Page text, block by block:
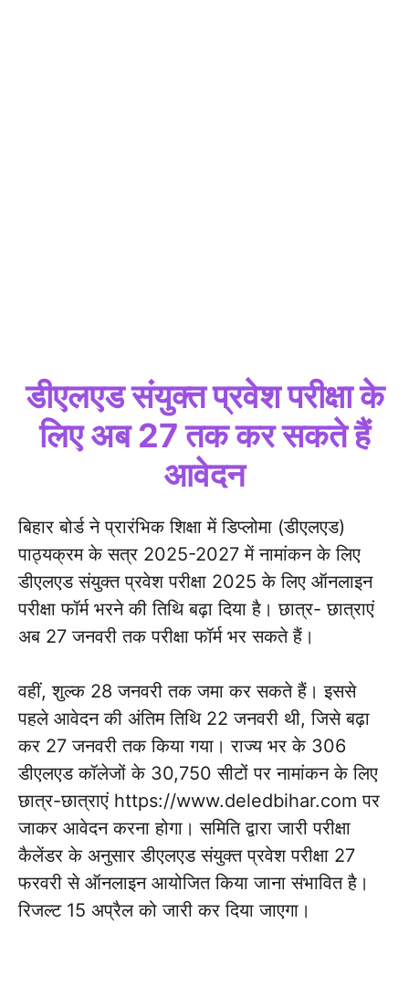
डीएलएड संयुक्त प्रवेश परीक्षा के
लिए अब 27 तक कर सकते हैं
आवेदन
बिहार बोर्ड ने प्रारंभिक शिक्षा में डिप्लोमा (डीएलएड)
पाठ्यक्रम के सत्र 2025-2027 में नामांकन के लिए
डीएलएड संयुक्त प्रवेश परीक्षा 2025 के लिए ऑनलाइन
परीक्षा फॉर्म भरने की तिथि बढ़ा दिया है। छात्र- छात्राएं
अब 27 जनवरी तक परीक्षा फॉर्म भर सकते हैं।
वहीं, शुल्क 28 जनवरी तक जमा कर सकते हैं। इससे
पहले आवेदन की अंतिम तिथि 22 जनवरी थी, जिसे बढ़ा
कर 27 जनवरी तक किया गया। राज्य भर के 306
डीएलएड कॉलेजों के 30,750 सीटों पर नामांकन के लिए
छात्र-छात्राएं https://www.deledbihar.com पर
जाकर आवेदन करना होगा। समिति द्वारा जारी परीक्षा
कैलेंडर के अनुसार डीएलएड संयुक्त प्रवेश परीक्षा 27
फरवरी से ऑनलाइन आयोजित किया जाना संभावित है।
रिजल्ट 15 अप्रैल को जारी कर दिया जाएगा।